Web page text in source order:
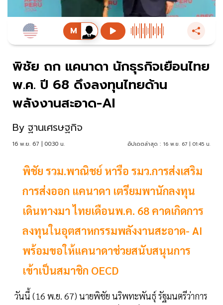
พิชัย ถก แคนาดา นักธุรกิจเยือนไทย
พ.ค. ปี 68 ดึงลงทุนไทยด้าน
พลังงานสะอาด-AI
By ฐานเศรษฐกิจ
16 พ.ย. 67 | 00:30 น. อัปเดตล่าสุด : 16 พ.ย. 67 | 01:45 น.
พิชัย รวม.พาณิชย์ หารือ รมว.การส่งเสริม
การส่งออก แคนาดา เตรียมพานักลงทุน
เดินทางมา ไทยเดือนพ.ค. 68 คาดเกิดการ
ลงทุนในอุตสาหกรรมพลังงานสะอาด- AI
พร้อมขอให้แคนาดาช่วยสนับสนุนการ
เข้าเป็นสมาชิก OECD
วันนี้ (16 พ.ย. 67) นายพิชัย นริพทะพันธุ์ รัฐมนตรีว่าการ